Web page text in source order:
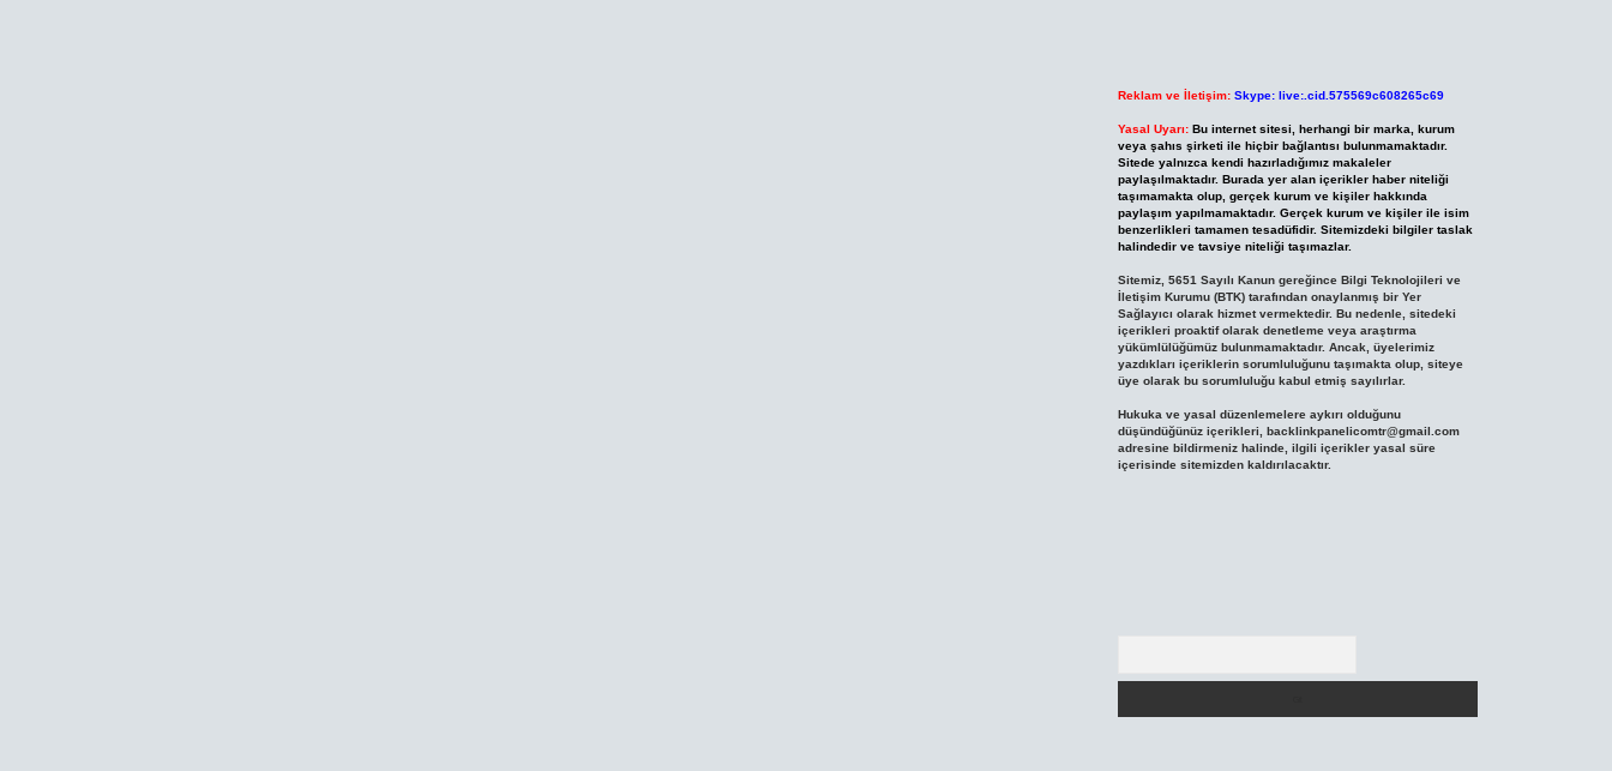
Reklam ve İletişim: Skype: live:.cid.575569c608265c69
Yasal Uyarı: Bu internet sitesi, herhangi bir marka, kurum
veya şahıs şirketi ile hiçbir bağlantısı bulunmamaktadır.
Sitede yalnızca kendi hazırladığımız makaleler
paylaşılmaktadır. Burada yer alan içerikler haber niteliği
taşımamakta olup, gerçek kurum ve kişiler hakkında
paylaşım yapılmamaktadır. Gerçek kurum ve kişiler ile isim
benzerlikleri tamamen tesadüfidir. Sitemizdeki bilgiler taslak
halindedir ve tavsiye niteliği taşımazlar.
Sitemiz, 5651 Sayılı Kanun gereğince Bilgi Teknolojileri ve
İletişim Kurumu (BTK) tarafından onaylanmış bir Yer
Sağlayıcı olarak hizmet vermektedir. Bu nedenle, sitedeki
içerikleri proaktif olarak denetleme veya araştırma
yükümlülüğümüz bulunmamaktadır. Ancak, üyelerimiz
yazdıkları içeriklerin sorumluluğunu taşımakta olup, siteye
üye olarak bu sorumluluğu kabul etmiş sayılırlar.
Hukuka ve yasal düzenlemelere aykırı olduğunu
düşündüğünüz içerikleri, backlinkpanelicomtr@gmail.com
adresine bildirmeniz halinde, ilgili içerikler yasal süre
içerisinde sitemizden kaldırılacaktır.